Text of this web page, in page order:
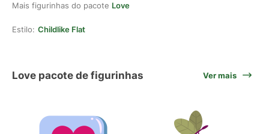
Mais figurinhas do pacote Love
Estilo: Childlike Flat
Love pacote de figurinhas Ver mais